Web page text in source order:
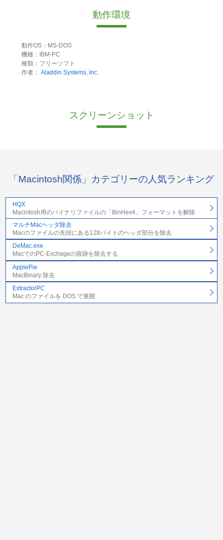
動作環境
動作OS：MS-DOS
機種：IBM-PC
種類：フリーソフト
作者： Aladdin Systems, Inc.
スクリーンショット
「Macintosh関係」カテゴリーの人気ランキング
HQX
Macintosh用のバイナリファイルの「BinHex4」フォーマットを解除
マルチMacヘッダ除去
Macのファイルの先頭にある128バイトのヘッダ部分を除去
DeMac.exe
MacでのPC-Exchageの痕跡を除去する
ApplePie
MacBinary 除去
ExtractorPC
Mac のファイルを DOS で展開